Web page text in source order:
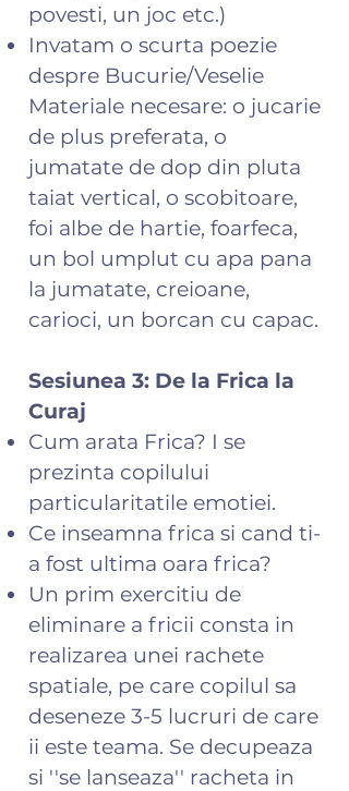
povesti, un joc etc.)
Invatam o scurta poezie
despre Bucurie/Veselie
Materiale necesare: o jucarie
de plus preferata, o
jumatate de dop din pluta
taiat vertical, o scobitoare,
foi albe de hartie, foarfeca,
un bol umplut cu apa pana
la jumatate, creioane,
carioci, un borcan cu capac.
Sesiunea 3: De la Frica la
Curaj
Cum arata Frica? I se
prezinta copilului
particularitatile emotiei.
Ce inseamna frica si cand ti-
a fost ultima oara frica?
Un prim exercitiu de
eliminare a fricii consta in
realizarea unei rachete
spatiale, pe care copilul sa
deseneze 3-5 lucruri de care
ii este teama. Se decupeaza
si ''se lanseaza'' racheta in